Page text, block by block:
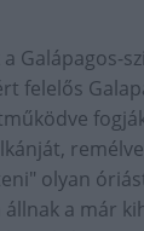
Galápagos-
felelős
olyan
a már